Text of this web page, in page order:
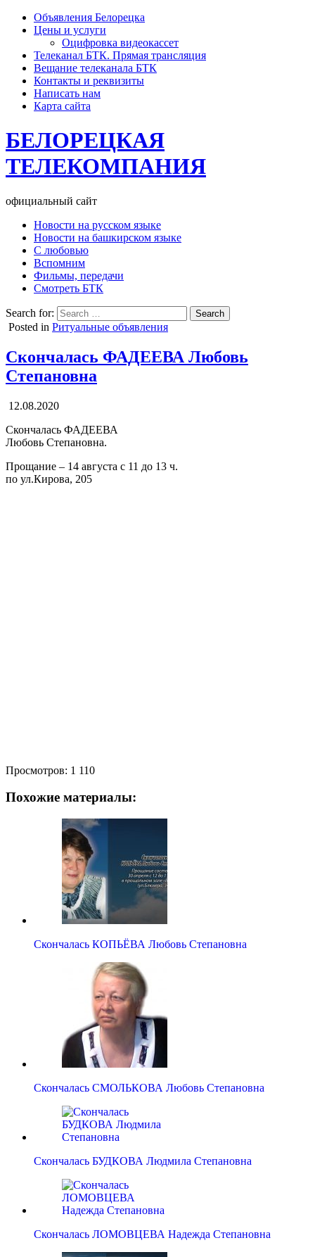
Объявления Белорецка
Цены и услуги
Оцифровка видеокассет
Телеканал БТК. Прямая трансляция
Вещание телеканала БТК
Контакты и реквизиты
Написать нам
Карта сайта
БЕЛОРЕЦКАЯ
ТЕЛЕКОМПАНИЯ
официальный сайт
Новости на русском языке
Новости на башкирском языке
С любовью
Вспомним
Фильмы, передачи
Смотреть БТК
Search for:
Posted in Ритуальные объявления
Скончалась ФАДЕЕВА Любовь
Степановна
12.08.2020
Скончалась ФАДЕЕВА
Любовь Степановна.
Прощание – 14 августа с 11 до 13 ч.
по ул.Кирова, 205
Просмотров: 1 110
Похожие материалы:
Скончалась КОПЬЁВА Любовь Степановна
Скончалась СМОЛЬКОВА Любовь Степановна
Скончалась БУДКОВА Людмила Степановна
Скончалась ЛОМОВЦЕВА Надежда Степановна